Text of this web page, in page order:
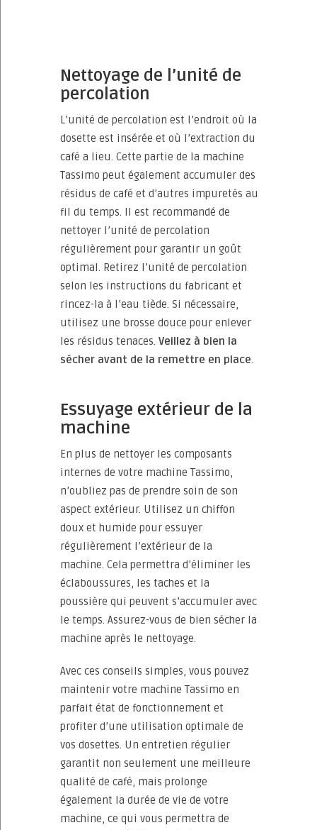
Nettoyage de l’unité de
percolation
L’unité de percolation est l’endroit où la
dosette est insérée et où l’extraction du
café a lieu. Cette partie de la machine
Tassimo peut également accumuler des
résidus de café et d’autres impuretés au
fil du temps. Il est recommandé de
nettoyer l’unité de percolation
régulièrement pour garantir un goût
optimal. Retirez l’unité de percolation
selon les instructions du fabricant et
rincez-la à l’eau tiède. Si nécessaire,
utilisez une brosse douce pour enlever
les résidus tenaces. Veillez à bien la
sécher avant de la remettre en place.
Essuyage extérieur de la
machine
En plus de nettoyer les composants
internes de votre machine Tassimo,
n’oubliez pas de prendre soin de son
aspect extérieur. Utilisez un chiffon
doux et humide pour essuyer
régulièrement l’extérieur de la
machine. Cela permettra d’éliminer les
éclaboussures, les taches et la
poussière qui peuvent s’accumuler avec
le temps. Assurez-vous de bien sécher la
machine après le nettoyage.
Avec ces conseils simples, vous pouvez
maintenir votre machine Tassimo en
parfait état de fonctionnement et
profiter d’une utilisation optimale de
vos dosettes. Un entretien régulier
garantit non seulement une meilleure
qualité de café, mais prolonge
également la durée de vie de votre
machine, ce qui vous permettra de